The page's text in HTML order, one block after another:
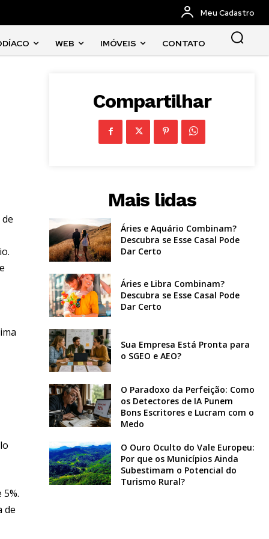
Meu Cadastro
WEB IMÓVEIS CONTATO
de
Compartilhar
Mais lidas
Áries e Aquário Combinam?
Descubra se Esse Casal Pode
Dar Certo
Áries e Libra Combinam?
Descubra se Esse Casal Pode
Dar Certo
Sua Empresa Está Pronta para
o SGEO e AEO?
O Paradoxo da Perfeição: Como
os Detectores de IA Punem
Bons Escritores e Lucram com o
Medo
O Ouro Oculto do Vale Europeu:
Por que os Municípios Ainda
Subestimam o Potencial do
Turismo Rural?